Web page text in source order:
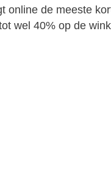
de meeste
wel 40% op de